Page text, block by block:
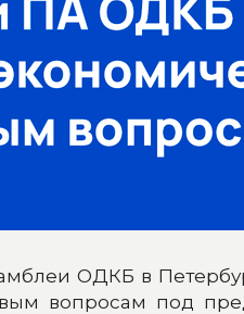
ОДКБ в
вопросам под